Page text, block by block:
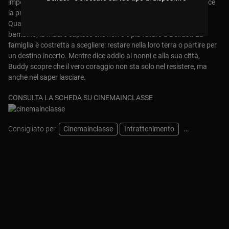
impossibile per Catherine, una compagna cattolica, mentre cresce
la pressione dei lealisti capeggiati dal criminale Billy Clanton.
Quando la violenza esplode in una rivolta che travolge anche il
bambino, la madre capisce che non c’è più futuro a Belfast. La
famiglia è costretta a scegliere: restare nella loro terra o partire per
un destino incerto. Mentre dice addio ai nonni e alla sua città,
Buddy scopre che il vero coraggio non sta solo nel resistere, ma
anche nel saper lasciare.
CONSULTA LA SCHEDA SU CINEMAINCLASSE
Consigliato per: Cinemainclasse Intrattenimento Pastorale